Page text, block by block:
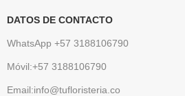
DATOS DE CONTACTO
WhatsApp +57 3188106790
Móvil:+57 3188106790
Email:info@tufloristeria.co